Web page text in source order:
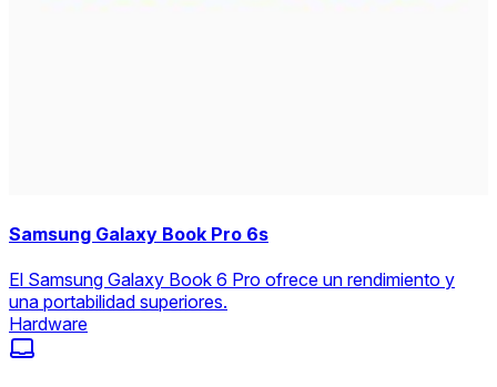
Samsung Galaxy Book Pro 6s
El Samsung Galaxy Book 6 Pro ofrece un rendimiento y
una portabilidad superiores.
Hardware